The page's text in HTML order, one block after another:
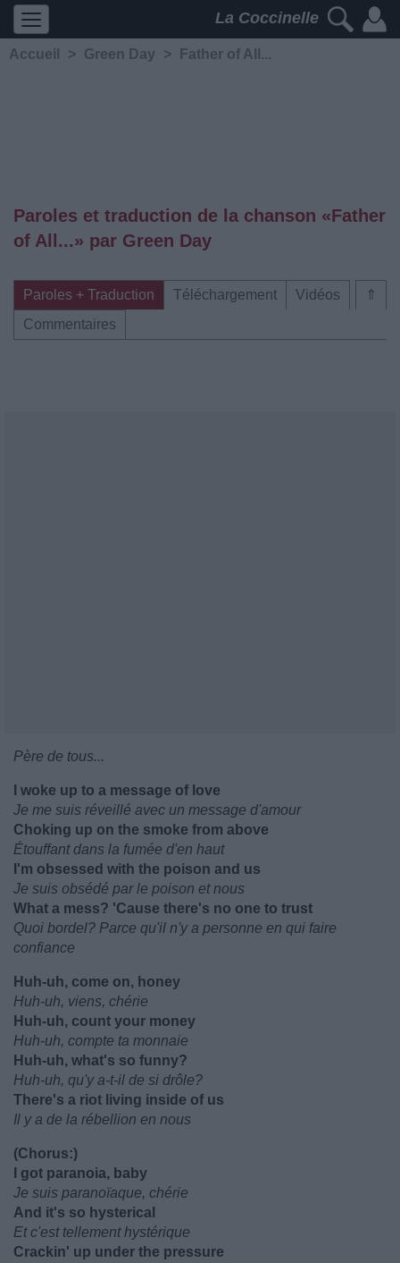
La Coccinelle
Accueil > Green Day > Father of All...
Paroles et traduction de la chanson «Father
of All...» par Green Day
⇑
Paroles + Traduction Téléchargement
Vidéos
Commentaires
Père de tous...
I woke up to a message of love
Je me suis réveillé avec un message d'amour
Choking up on the smoke from above
Étouffant dans la fumée d'en haut
I'm obsessed with the poison and us
Je suis obsédé par le poison et nous
What a mess? 'Cause there's no one to trust
Quoi bordel? Parce qu'il n'y a personne en qui faire
confiance
Huh-uh, come on, honey
Huh-uh, viens, chérie
Huh-uh, count your money
Huh-uh, compte ta monnaie
Huh-uh, what's so funny?
Huh-uh, qu'y a-t-il de si drôle?
There's a riot living inside of us
Il y a de la rébellion en nous
(Chorus:)
I got paranoia, baby
Je suis paranoïaque, chérie
And it's so hysterical
Et c'est tellement hystérique
Crackin' up under the pressure